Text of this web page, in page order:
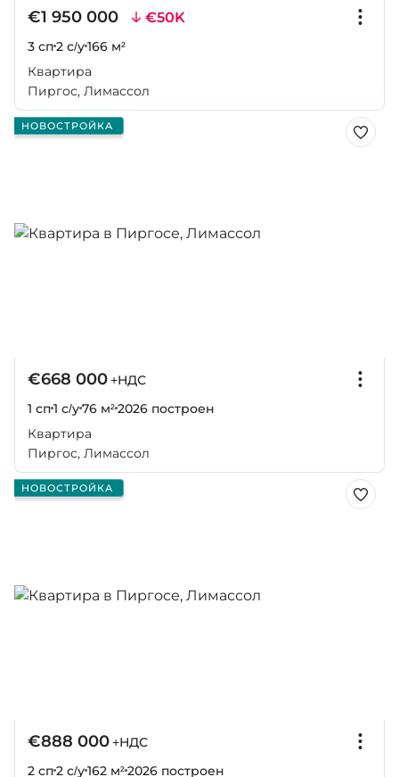
€1 950 000 €50K
3 сп2 с/у166 м²
Квартира
Пиргос, Лимассол
НОВОСТРОЙКА
€668 000+НДС
1 сп1 с/у76 м²2026 построен
Квартира
Пиргос, Лимассол
НОВОСТРОЙКА
€888 000+НДС
2 сп2 с/у162 м²2026 построен